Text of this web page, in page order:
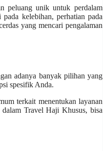
peluang unik untuk perdalam
kelebihan, perhatian pada
yang mencari pengalaman
adanya banyak pilihan yang
spesifik Anda.
terkait menentukan layanan
dalam Travel Haji Khusus, bisa